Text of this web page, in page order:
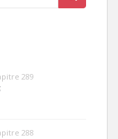
289
288